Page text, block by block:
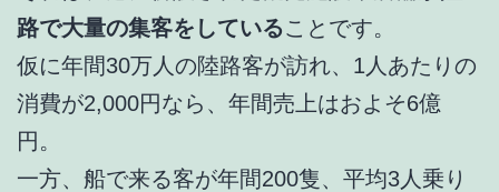
路で大量の集客をしていることです。
仮に年間30万人の陸路客が訪れ、1人あたりの
消費が2,000円なら、年間売上はおよそ6億
円。
一方、船で来る客が年間200隻、平均3人乗り